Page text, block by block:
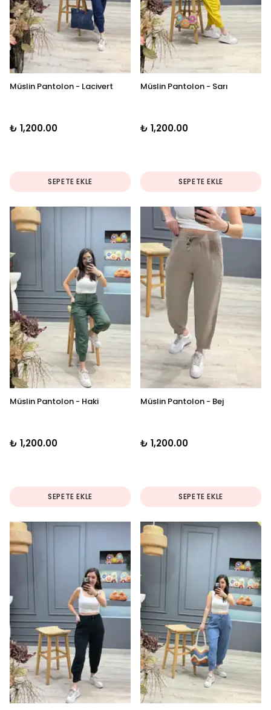
Müslin Pantolon - Lacivert
₺ 1,200.00
SEPETE EKLE
Müslin Pantolon - Sarı
₺ 1,200.00
SEPETE EKLE
Müslin Pantolon - Haki
₺ 1,200.00
SEPETE EKLE
Müslin Pantolon - Bej
₺ 1,200.00
SEPETE EKLE